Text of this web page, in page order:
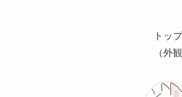
トップ
（外観